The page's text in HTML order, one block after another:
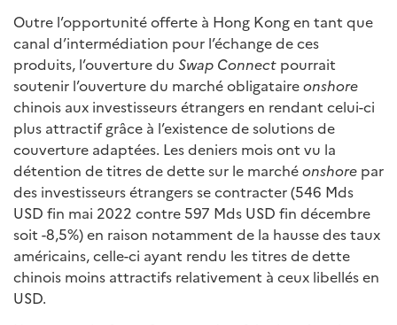
Outre l’opportunité offerte à Hong Kong en tant que
canal d’intermédiation pour l’échange de ces
produits, l’ouverture du Swap Connect pourrait
soutenir l’ouverture du marché obligataireonshore
chinois aux investisseurs étrangers en rendant celui-ci
plus attractif grâce à l’existence de solutions de
couverture adaptées. Les deniers mois ont vu la
détention de titres de dette sur le marchéonshore par
des investisseurs étrangers se contracter (546 Mds
USD fin mai 2022 contre 597 Mds USD fin décembre
soit -8,5%) en raison notamment de la hausse des taux
américains, celle-ci ayant rendu les titres de dette
chinois moins attractifs relativement à ceux libellés en
USD.